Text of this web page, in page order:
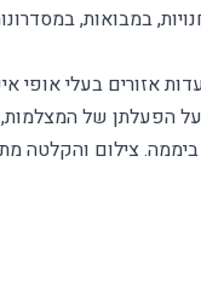
במבואות,
אזורים בעלי אופי
הפעלתן של